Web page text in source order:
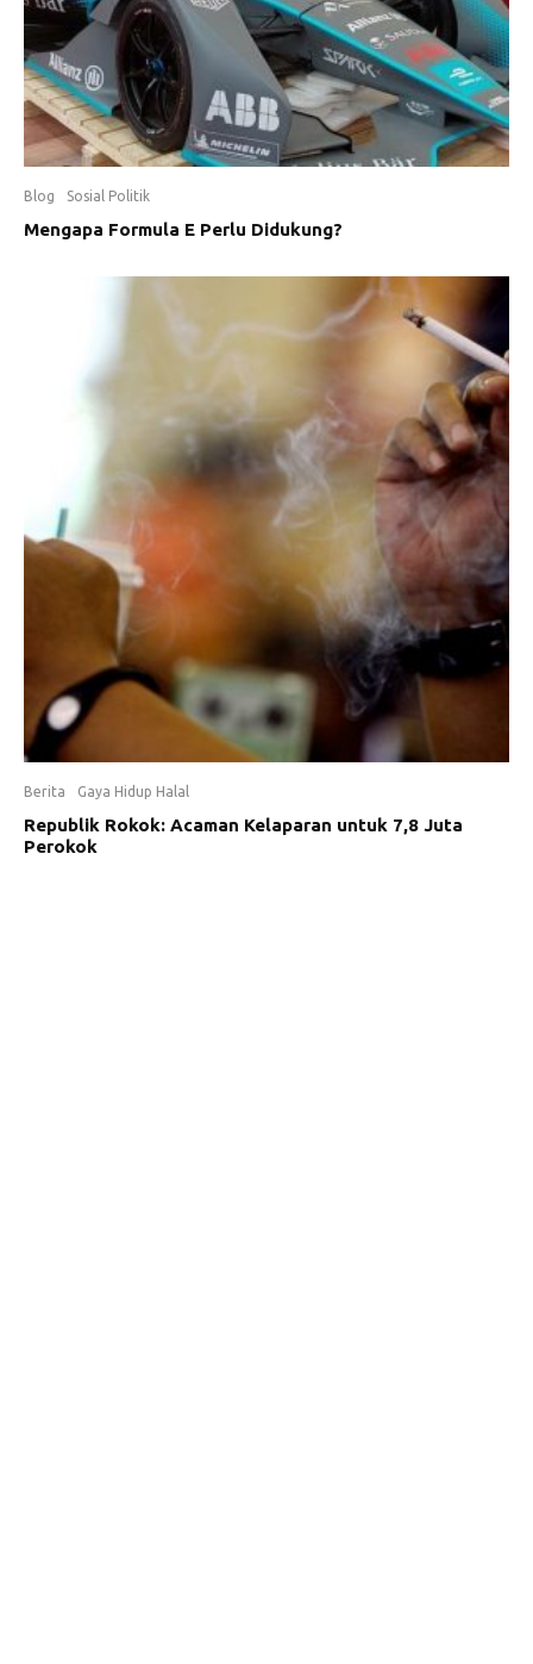
Blog Sosial Politik
Mengapa Formula E Perlu Didukung?
Berita Gaya Hidup Halal
Republik Rokok: Acaman Kelaparan untuk 7,8 Juta
Perokok